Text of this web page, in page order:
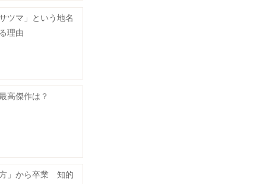
ツマ」という地名
理由
高傑作は？
」から卒業 知的